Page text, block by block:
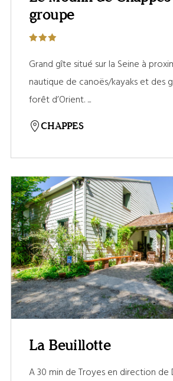
groupe
Grand gîte situé sur la Seine à
nautique de canoës/kayaks et des
forêt d’Orient. ...
CHAPPES
La Beuillotte
A 30 min de Troyes en direction de